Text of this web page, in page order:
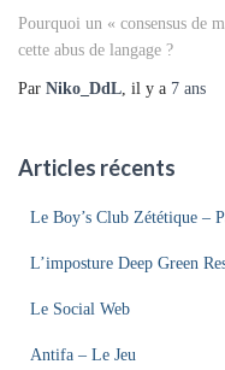
Pourquoi un « consensus de
cette abus de langage ?
Par Niko_DdL , il y a 7 ans
Articles récents
Le Boy’s Club Zététique –
L’imposture Deep Green
Le Social Web
Antifa – Le Jeu